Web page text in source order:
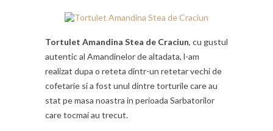
Tortulet Amandina Stea de Craciun, cu gustul
autentic al Amandinelor de altadata, l-am
realizat dupa o reteta dintr-un retetar vechi de
cofetarie si a fost unul dintre torturile care au
stat pe masa noastra in perioada Sarbatorilor
care tocmai au trecut.